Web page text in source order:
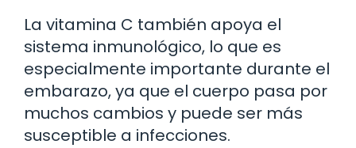
La vitamina C también apoya el
sistema inmunológico, lo que es
especialmente importante durante el
embarazo, ya que el cuerpo pasa por
muchos cambios y puede ser más
susceptible a infecciones.